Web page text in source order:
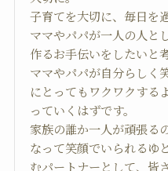
子育てを大切に、毎日を
ママやパパが一人の人と
作るお手伝いをしたいと
ママやパパが自分らしく
にとってもワクワクする
っていくはずです。
家族の誰か一人が頑張る
なって笑顔でいられるゆ
むパートナーとして、皆